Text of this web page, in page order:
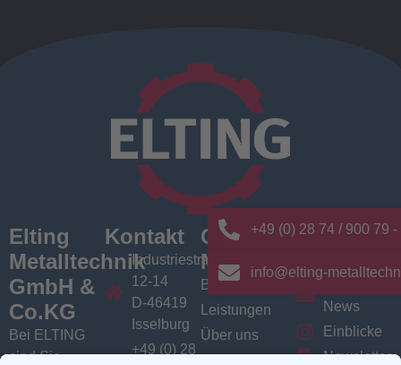
Elting
Metalltechnik
GmbH &
Co.KG
Bei ELTING
sind Sie
Kontakt
Industriestrasse
12-14
D-46419
Isselburg
+49 (0) 28
Quick
Menü
Branchen
Leistungen
Über uns
News/
Aktuelles
News
Einblicke
Newsletter
+49 (0) 28 74 / 900 79 -
info@elting-